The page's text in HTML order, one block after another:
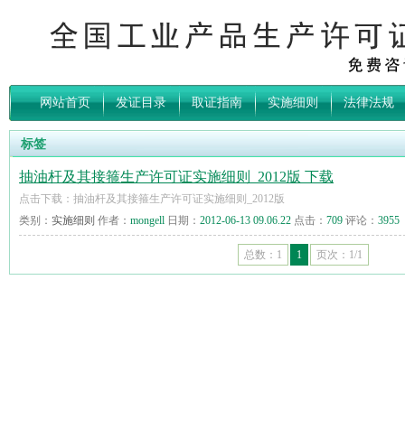
网站首页 发证目录 取证指南 实施细则 法律法规
标签
抽油杆及其接箍生产许可证实施细则_2012版 下载
点击下载：抽油杆及其接箍生产许可证实施细则_2012版
类别： 实施细则 作者： mongell 日期： 2012-06-13 09.06.22 点击： 709 评论： 3955
总数：1 1 页次：1/1